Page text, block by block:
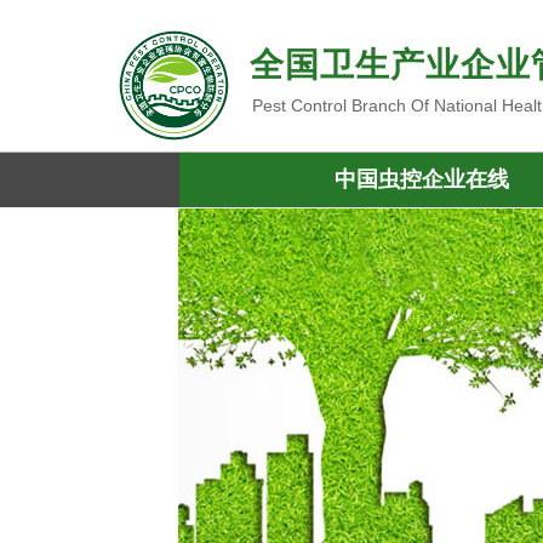
全国卫生产业企
Pest Control Branch Of National
中国虫控企业在线